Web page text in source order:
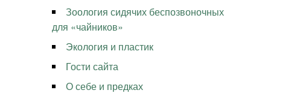
Зоология сидячих беспозвоночных
для «чайников»
Экология и пластик
Гости сайта
О себе и предках